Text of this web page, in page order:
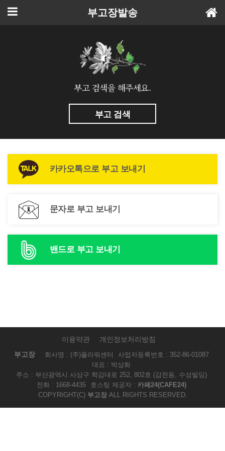
부고장발송
부고 검색을 해주세요.
부고 검색
카카오톡으로 부고 보내기
문자로 부고 보내기
밴드로 부고 보내기
이용약관
개인정보처리방침
부고장
회사명 : (주)플라워센터
사업자등록번호 : 352-86-01087
대표 : 박상화
주소 : 부산광역시 사상구 학감대로 252, 802호 (감전동, 수성빌딩)
전화 : 1668-4435
호스팅 제공자 : 카페24(CAFE24)
COPYRIGHT(C) 부고장ALL RIGHTS RESERVED.